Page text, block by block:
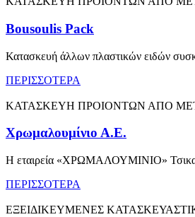
Bousoulis Pack
Κατασκευή άλλων πλαστικών ειδών
ΠΕΡΙΣΣΟΤΕΡΑ
ΚΑΤΑΣΚΕΥΗ ΠΡΟΙΟΝΤΩΝ ΑΠΟ
Χρωμαλουμίνιο Α.Ε.
Η εταιρεία «ΧΡΩΜΑΛΟΥΜΙΝΙΟ»
ΠΕΡΙΣΣΟΤΕΡΑ
ΕΞΕΙΔΙΚΕΥΜΕΝΕΣ